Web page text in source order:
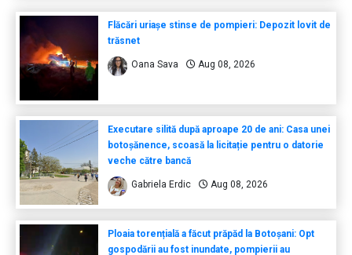
Flăcări uriașe stinse de pompieri: Depozit lovit de
trăsnet
Oana Sava Aug 08, 2026
Executare silită după aproape 20 de ani: Casa unei
botoșănence, scoasă la licitație pentru o datorie
veche către bancă
Gabriela Erdic Aug 08, 2026
Ploaia torențială a făcut prăpăd la Botoșani: Opt
gospodării au fost inundate, pompierii au